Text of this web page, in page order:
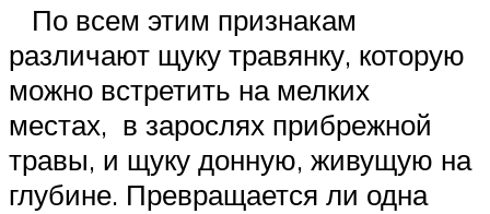
По всем этим признакам
различают щуку травянку, которую
можно встретить на мелких
местах, в зарослях прибрежной
травы, и щуку донную, живущую на
глубине. Превращается ли одна